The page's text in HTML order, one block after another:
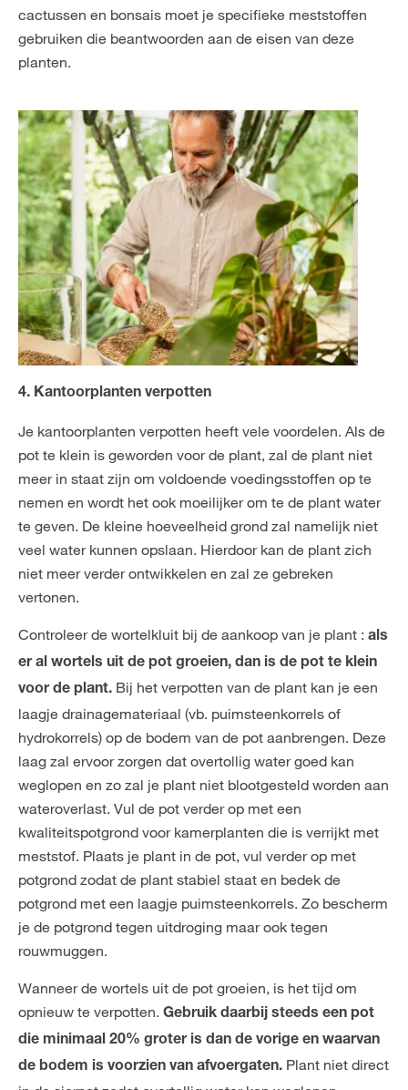
cactussen en bonsais moet je specifieke meststoffen
gebruiken die beantwoorden aan de eisen van deze
planten.
4. Kantoorplanten verpotten
Je kantoorplanten verpotten heeft vele voordelen. Als de
pot te klein is geworden voor de plant, zal de plant niet
meer in staat zijn om voldoende voedingsstoffen op te
nemen en wordt het ook moeilijker om te de plant water
te geven. De kleine hoeveelheid grond zal namelijk niet
veel water kunnen opslaan. Hierdoor kan de plant zich
niet meer verder ontwikkelen en zal ze gebreken
vertonen.
Controleer de wortelkluit bij de aankoop van je plant : als
er al wortels uit de pot groeien, dan is de pot te klein
voor de plant. Bij het verpotten van de plant kan je een
laagje drainagemateriaal (vb. puimsteenkorrels of
hydrokorrels) op de bodem van de pot aanbrengen. Deze
laag zal ervoor zorgen dat overtollig water goed kan
weglopen en zo zal je plant niet blootgesteld worden aan
wateroverlast. Vul de pot verder op met een
kwaliteitspotgrond voor kamerplanten die is verrijkt met
meststof. Plaats je plant in de pot, vul verder op met
potgrond zodat de plant stabiel staat en bedek de
potgrond met een laagje puimsteenkorrels. Zo bescherm
je de potgrond tegen uitdroging maar ook tegen
rouwmuggen.
Wanneer de wortels uit de pot groeien, is het tijd om
opnieuw te verpotten. Gebruik daarbij steeds een pot
die minimaal 20% groter is dan de vorige en waarvan
de bodem is voorzien van afvoergaten. Plant niet direct